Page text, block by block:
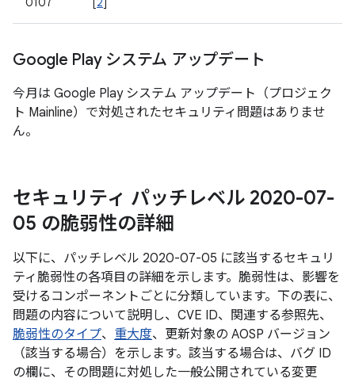
Google Play システム アップデート
今月は Google Play システム アップデート（プロジェク
ト Mainline）で対処されたセキュリティ問題はありませ
ん。
セキュリティ パッチレベル 2020-07-
05 の脆弱性の詳細
以下に、パッチレベル 2020-07-05 に該当するセキュリ
ティ脆弱性の各項目の詳細を示します。脆弱性は、影響を
受けるコンポーネントごとに分類しています。下の表に、
問題の内容について説明し、CVE ID、関連する参照先、
脆弱性のタイプ、 重大度、更新対象の AOSP バージョン
（該当する場合）を示します。該当する場合は、バグ ID
の欄に、その問題に対処した一般公開されている変更